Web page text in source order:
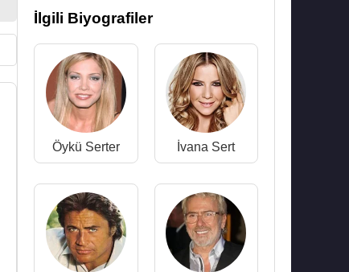
İlgili Biyografiler
Öykü Serter İvana Sert